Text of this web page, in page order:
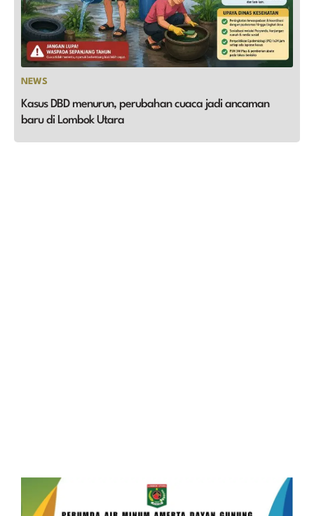
NEWS
Kasus DBD menurun, perubahan cuaca jadi ancaman
baru di Lombok Utara